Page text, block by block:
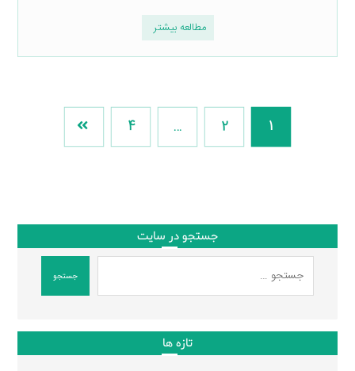
مطالعه بیشتر
1
2
…
4
جستجو در سایت
جستجو
تازه ها